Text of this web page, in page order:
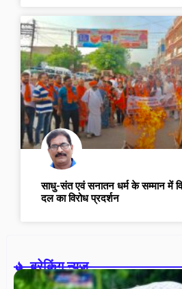
साधु-संत एवं सनातन धर्म के सम्मान में
दल का विरोध प्रदर्शन
ब्रेकिंग न्यूज़-